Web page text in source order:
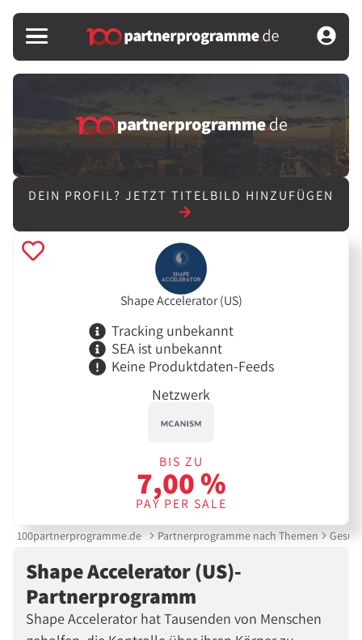
DEIN PROFIL? JETZT TITELBILD HINZUFÜGEN
Shape Accelerator (US)
Tracking unbekannt
SEA ist unbekannt
Keine Produktdaten-Feeds
Netzwerk
BIS ZU
7,00 %
PAY PER SALE
100partnerprogramme.de Partnerprogramme nach Themen
Shape Accelerator (US)-
Partnerprogramm
Shape Accelerator hat Tausenden von Menschen